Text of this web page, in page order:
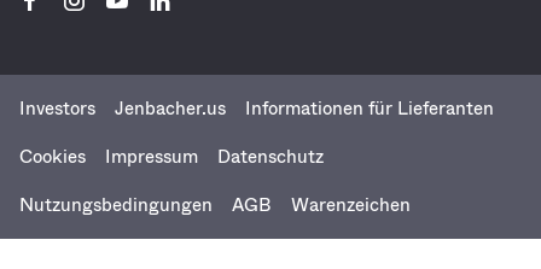
Investors Jenbacher.us
Informationen für Lieferanten
Cookies
Impressum
Datenschutz
Nutzungsbedingungen
AGB Warenzeichen